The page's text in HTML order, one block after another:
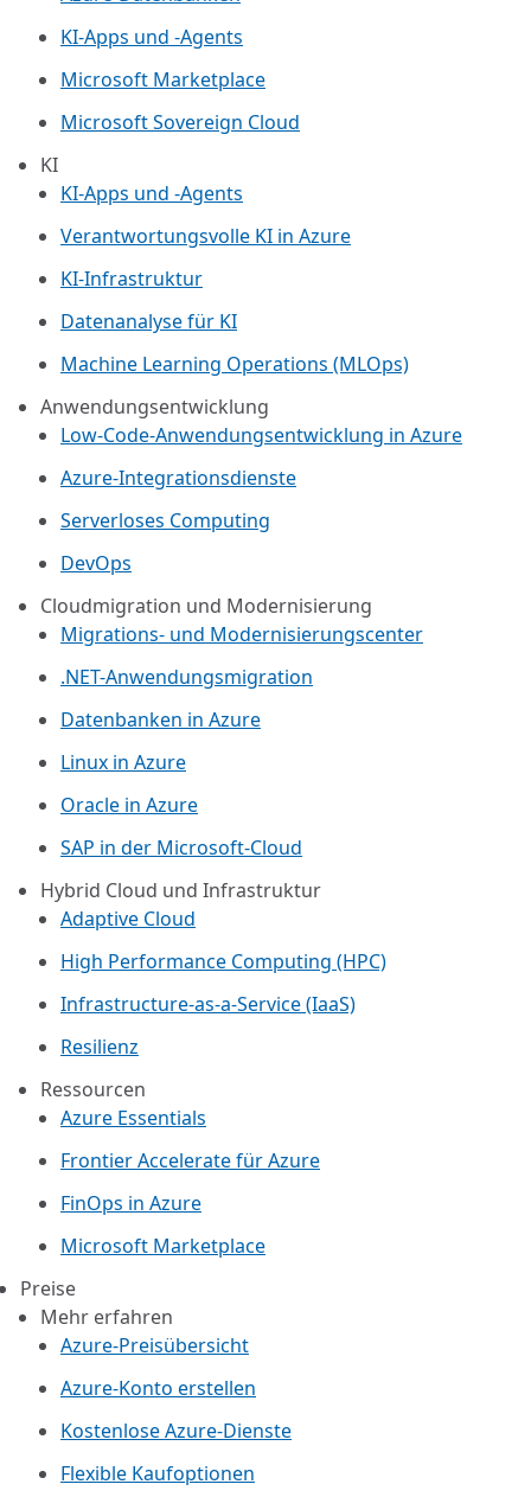
KI-Apps und -Agents
Microsoft Marketplace
Microsoft Sovereign Cloud
KI
KI-Apps und -Agents
Verantwortungsvolle KI in Azure
KI-Infrastruktur
Datenanalyse für KI
Machine Learning Operations (MLOps)
Anwendungsentwicklung
Low-Code-Anwendungsentwicklung in Azure
Azure-Integrationsdienste
Serverloses Computing
DevOps
Cloudmigration und Modernisierung
Migrations- und Modernisierungscenter
.NET-Anwendungsmigration
Datenbanken in Azure
Linux in Azure
Oracle in Azure
SAP in der Microsoft-Cloud
Hybrid Cloud und Infrastruktur
Adaptive Cloud
High Performance Computing (HPC)
Infrastructure-as-a-Service (IaaS)
Resilienz
Ressourcen
Azure Essentials
Frontier Accelerate für Azure
FinOps in Azure
Microsoft Marketplace
Preise
Mehr erfahren
Azure-Preisübersicht
Azure-Konto erstellen
Kostenlose Azure-Dienste
Flexible Kaufoptionen